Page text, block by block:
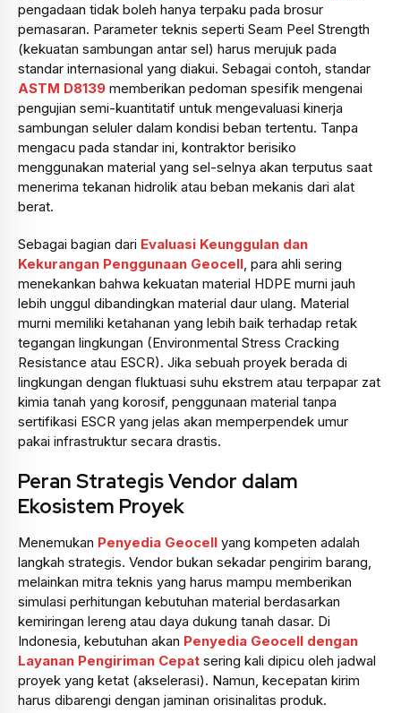
pengadaan tidak boleh hanya terpaku pada brosur
pemasaran. Parameter teknis seperti Seam Peel Strength
(kekuatan sambungan antar sel) harus merujuk pada
standar internasional yang diakui. Sebagai contoh, standar
ASTM D8139 memberikan pedoman spesifik mengenai
pengujian semi-kuantitatif untuk mengevaluasi kinerja
sambungan seluler dalam kondisi beban tertentu. Tanpa
mengacu pada standar ini, kontraktor berisiko
menggunakan material yang sel-selnya akan terputus saat
menerima tekanan hidrolik atau beban mekanis dari alat
berat.
Sebagai bagian dari Evaluasi Keunggulan dan
Kekurangan Penggunaan Geocell, para ahli sering
menekankan bahwa kekuatan material HDPE murni jauh
lebih unggul dibandingkan material daur ulang. Material
murni memiliki ketahanan yang lebih baik terhadap retak
tegangan lingkungan (Environmental Stress Cracking
Resistance atau ESCR). Jika sebuah proyek berada di
lingkungan dengan fluktuasi suhu ekstrem atau terpapar zat
kimia tanah yang korosif, penggunaan material tanpa
sertifikasi ESCR yang jelas akan memperpendek umur
pakai infrastruktur secara drastis.
Peran Strategis Vendor dalam
Ekosistem Proyek
Menemukan Penyedia Geocell yang kompeten adalah
langkah strategis. Vendor bukan sekadar pengirim barang,
melainkan mitra teknis yang harus mampu memberikan
simulasi perhitungan kebutuhan material berdasarkan
kemiringan lereng atau daya dukung tanah dasar. Di
Indonesia, kebutuhan akan Penyedia Geocell dengan
Layanan Pengiriman Cepat sering kali dipicu oleh jadwal
proyek yang ketat (akselerasi). Namun, kecepatan kirim
harus dibarengi dengan jaminan orisinalitas produk.